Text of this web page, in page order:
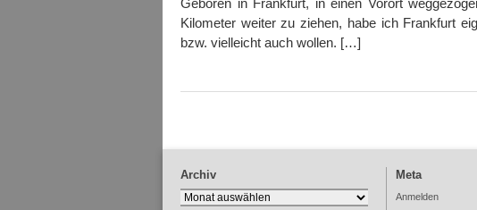
Geboren in Frankfurt, in einen Vorort
Kilometer weiter zu ziehen, habe ich Frankfurt
bzw. vielleicht auch wollen. […]
Archiv
Archiv
Meta
Anmelden